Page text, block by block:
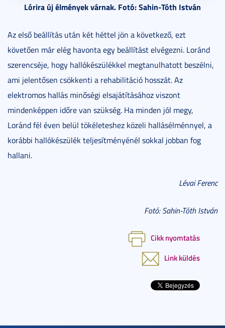
Lórira új élmények várnak. Fotó: Sahin-Tóth István
Az első beállítás után két héttel jön a következő, ezt
követően már elég havonta egy beállítást elvégezni. Loránd
szerencséje, hogy hallókészülékkel megtanulhatott beszélni,
ami jelentősen csökkenti a rehabilitáció hosszát. Az
elektromos hallás minőségi elsajátításához viszont
mindenképpen időre van szükség. Ha minden jól megy,
Loránd fél éven belül tökéleteshez közeli hallásélménnyel, a
korábbi hallókészülék teljesítményénél sokkal jobban fog
hallani.
Lévai Ferenc
Fotó: Sahin-Tóth István
Cikk nyomtatás
Link küldés